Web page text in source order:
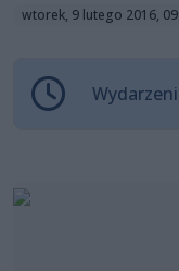
wtorek, 9 lutego 2016,